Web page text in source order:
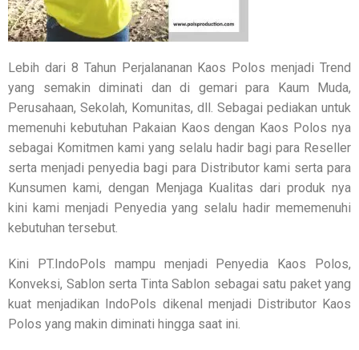
Lebih dari 8 Tahun Perjalananan Kaos Polos menjadi Trend
yang semakin diminati dan di gemari para Kaum Muda,
Perusahaan, Sekolah, Komunitas, dll. Sebagai pediakan untuk
memenuhi kebutuhan Pakaian Kaos dengan Kaos Polos nya
sebagai Komitmen kami yang selalu hadir bagi para Reseller
serta menjadi penyedia bagi para Distributor kami serta para
Kunsumen kami, dengan Menjaga Kualitas dari produk nya
kini kami menjadi Penyedia yang selalu hadir mememenuhi
kebutuhan tersebut.
Kini PT.IndoPols mampu menjadi Penyedia Kaos Polos,
Konveksi, Sablon serta Tinta Sablon sebagai satu paket yang
kuat menjadikan IndoPols dikenal menjadi Distributor Kaos
Polos yang makin diminati hingga saat ini.